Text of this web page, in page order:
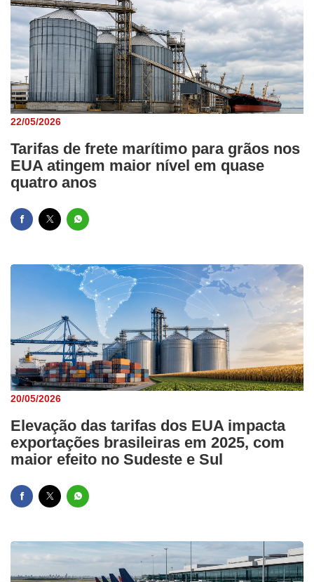
22/05/2026
Tarifas de frete marítimo para grãos nos
EUA atingem maior nível em quase
quatro anos
20/05/2026
Elevação das tarifas dos EUA impacta
exportações brasileiras em 2025, com
maior efeito no Sudeste e Sul